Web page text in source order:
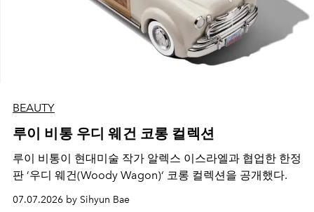
BEAUTY
루이 비통 우디 웨건 코롱 컬렉션
루이 비통이 현대미술 작가 알렉스 이스라엘과 협업한 한정
판 ’우디 웨건(Woody Wagon)‘ 코롱 컬렉션을 공개했다.
07.07.2026 by Sihyun Bae